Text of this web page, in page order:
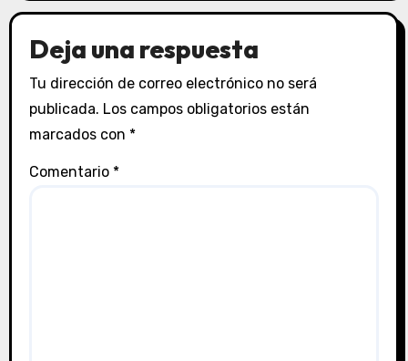
Deja una respuesta
Tu dirección de correo electrónico no será
publicada. Los campos obligatorios están
marcados con *
Comentario *